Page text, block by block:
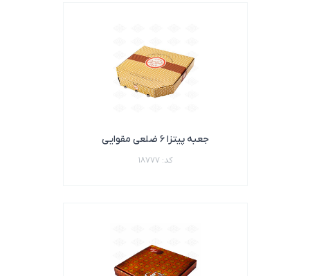
جعبه پیتزا ۶ ضلعی مقوایی
کد: 18777